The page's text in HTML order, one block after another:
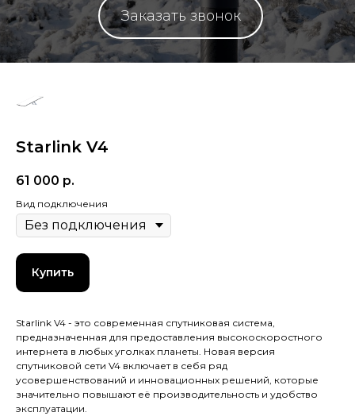
Заказать звонок
Starlink V4
61 000 р.
Вид подключения
Купить
Starlink V4 - это современная спутниковая система,
предназначенная для предоставления высокоскоростного
интернета в любых уголках планеты. Новая версия
спутниковой сети V4 включает в себя ряд
усовершенствований и инновационных решений, которые
значительно повышают её производительность и удобство
эксплуатации.